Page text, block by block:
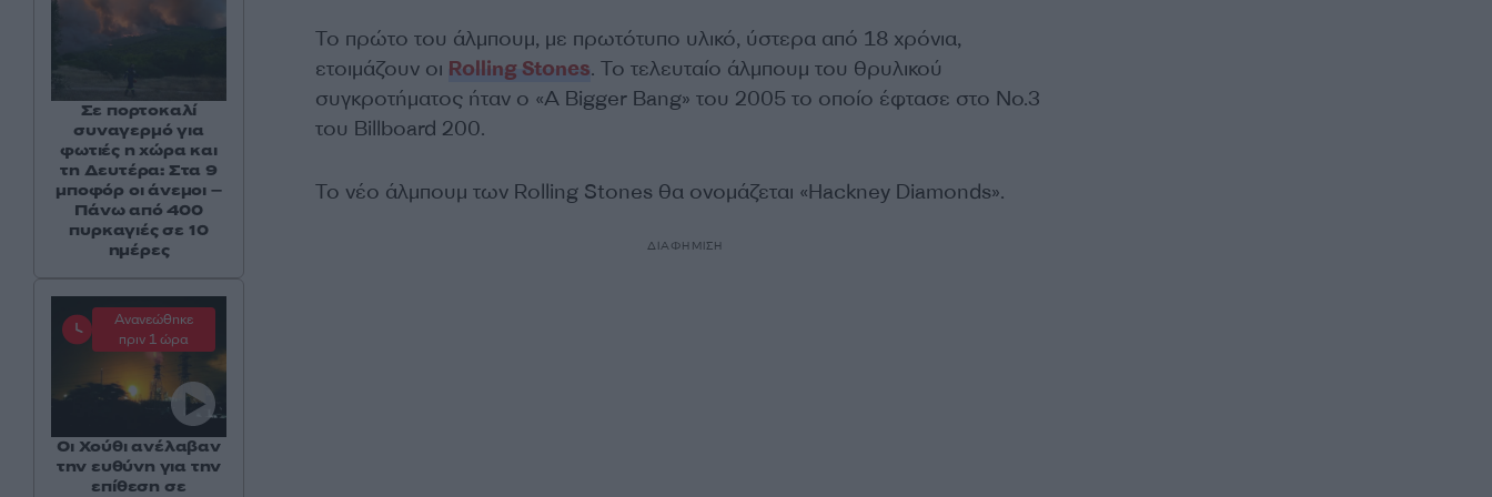
Το πρώτο του άλμπουμ, με πρωτότυπο υλικό, ύστερα από 18 χρόνια,
ετοιμάζουν οι Rolling Stones. Το τελευταίο άλμπουμ του θρυλικού
συγκροτήματος ήταν ο «A Bigger Bang» του 2005 το οποίο έφτασε στο Νο.3
του Billboard 200.
Το νέο άλμπουμ των Rolling Stones θα ονομάζεται «Hackney Diamonds».
ΔΙΑΦΗΜΙΣΗ
Σε πορτοκαλί
συναγερμό για
φωτιές η χώρα και
τη Δευτέρα: Στα 9
μποφόρ οι άνεμοι –
Πάνω από 400
πυρκαγιές σε 10
ημέρες
Ανανεώθηκε
πριν 1 ώρα
Οι Χούθι ανέλαβαν
την ευθύνη για την
επίθεση σε